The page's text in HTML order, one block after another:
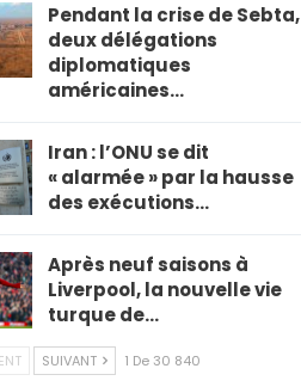
Pendant la crise de Sebta,
deux délégations
diplomatiques
américaines…
Iran : l’ONU se dit
« alarmée » par la hausse
des exécutions…
Après neuf saisons à
Liverpool, la nouvelle vie
turque de…
SUIVANT 1 De 30 840